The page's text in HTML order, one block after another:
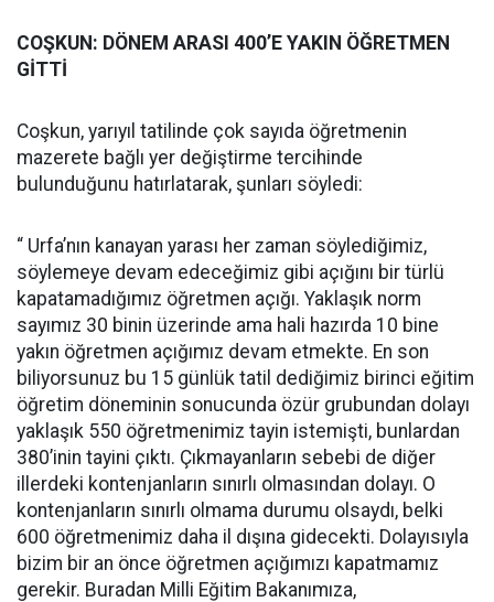
COŞKUN: DÖNEM ARASI 400’E YAKIN ÖĞRETMEN
GİTTİ
Coşkun, yarıyıl tatilinde çok sayıda öğretmenin
mazerete bağlı yer değiştirme tercihinde
bulunduğunu hatırlatarak, şunları söyledi:
“ Urfa’nın kanayan yarası her zaman söylediğimiz,
söylemeye devam edeceğimiz gibi açığını bir türlü
kapatamadığımız öğretmen açığı. Yaklaşık norm
sayımız 30 binin üzerinde ama hali hazırda 10 bine
yakın öğretmen açığımız devam etmekte. En son
biliyorsunuz bu 15 günlük tatil dediğimiz birinci eğitim
öğretim döneminin sonucunda özür grubundan dolayı
yaklaşık 550 öğretmenimiz tayin istemişti, bunlardan
380’inin tayini çıktı. Çıkmayanların sebebi de diğer
illerdeki kontenjanların sınırlı olmasından dolayı. O
kontenjanların sınırlı olmama durumu olsaydı, belki
600 öğretmenimiz daha il dışına gidecekti. Dolayısıyla
bizim bir an önce öğretmen açığımızı kapatmamız
gerekir. Buradan Milli Eğitim Bakanımıza,